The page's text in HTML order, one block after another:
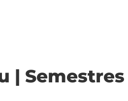
| Semestres